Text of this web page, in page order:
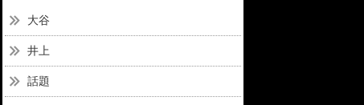
大谷
井上
話題